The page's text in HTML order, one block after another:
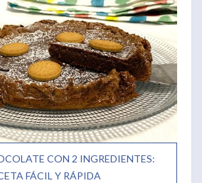
CON 2 INGREDIENTES:
FÁCIL Y RÁPIDA